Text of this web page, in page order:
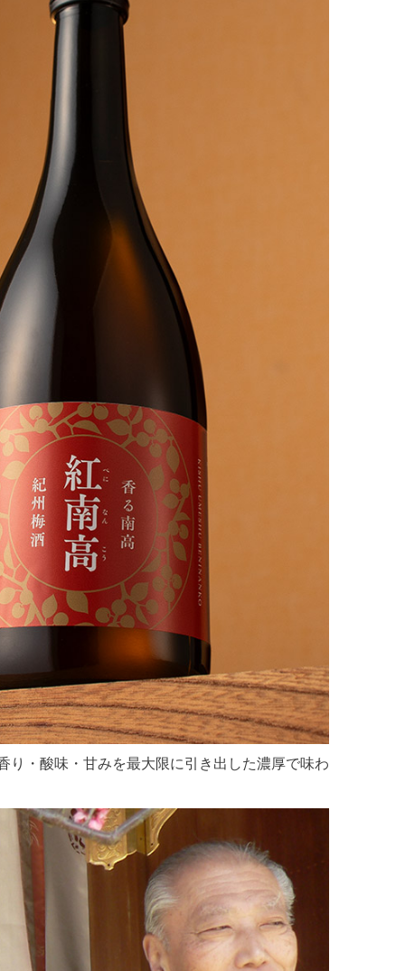
り・酸味・甘みを最大限に引き出した濃厚で味わ